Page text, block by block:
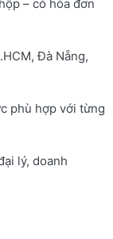
– có hóa đơn
Đà Nẵng,
phù hợp với từng
lý, doanh